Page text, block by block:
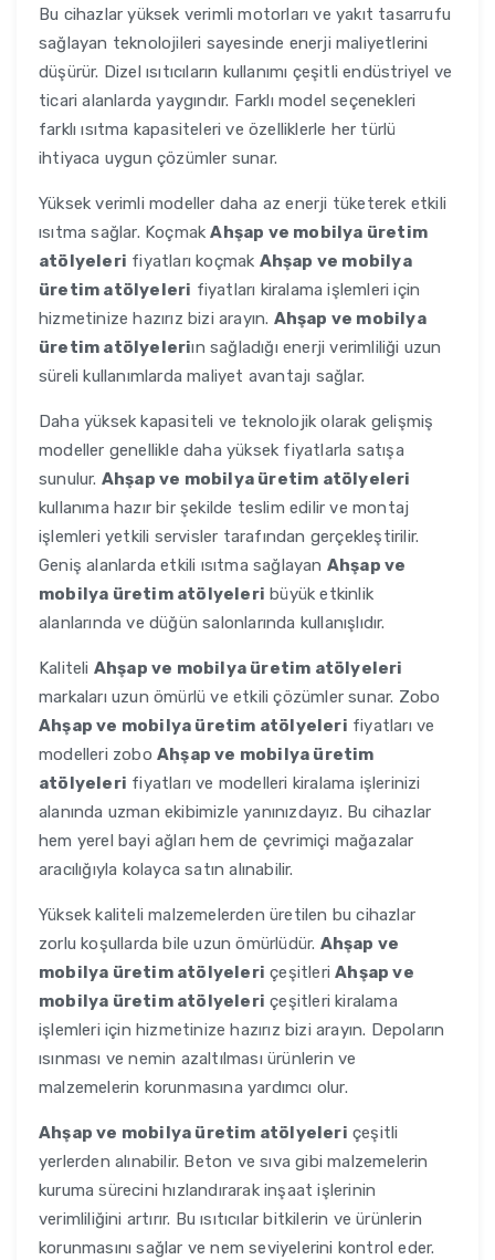
Bu cihazlar yüksek verimli motorları ve yakıt tasarrufu
sağlayan teknolojileri sayesinde enerji maliyetlerini
düşürür. Dizel ısıtıcıların kullanımı çeşitli endüstriyel ve
ticari alanlarda yaygındır. Farklı model seçenekleri
farklı ısıtma kapasiteleri ve özelliklerle her türlü
ihtiyaca uygun çözümler sunar.
Yüksek verimli modeller daha az enerji tüketerek etkili
ısıtma sağlar. KoçmakAhşap ve mobilya üretim
atölyeleri fiyatları koçmak Ahşap ve mobilya
üretim atölyeleri fiyatları kiralama işlemleri için
hizmetinize hazırız bizi arayın. Ahşap ve mobilya
üretim atölyeleriın sağladığı enerji verimliliği uzun
süreli kullanımlarda maliyet avantajı sağlar.
Daha yüksek kapasiteli ve teknolojik olarak gelişmiş
modeller genellikle daha yüksek fiyatlarla satışa
sunulur. Ahşap ve mobilya üretim atölyeleri
kullanıma hazır bir şekilde teslim edilir ve montaj
işlemleri yetkili servisler tarafından gerçekleştirilir.
Geniş alanlarda etkili ısıtma sağlayan Ahşap ve
mobilya üretim atölyeleri büyük etkinlik
alanlarında ve düğün salonlarında kullanışlıdır.
Kaliteli Ahşap ve mobilya üretim atölyeleri
markaları uzun ömürlü ve etkili çözümler sunar. Zobo
Ahşap ve mobilya üretim atölyeleri fiyatları ve
modelleri zobo Ahşap ve mobilya üretim
atölyeleri fiyatları ve modelleri kiralama işlerinizi
alanında uzman ekibimizle yanınızdayız. Bu cihazlar
hem yerel bayi ağları hem de çevrimiçi mağazalar
aracılığıyla kolayca satın alınabilir.
Yüksek kaliteli malzemelerden üretilen bu cihazlar
zorlu koşullarda bile uzun ömürlüdür. Ahşap ve
mobilya üretim atölyeleri çeşitleriAhşap ve
mobilya üretim atölyeleri çeşitleri kiralama
işlemleri için hizmetinize hazırız bizi arayın. Depoların
ısınması ve nemin azaltılması ürünlerin ve
malzemelerin korunmasına yardımcı olur.
Ahşap ve mobilya üretim atölyeleri çeşitli
yerlerden alınabilir. Beton ve sıva gibi malzemelerin
kuruma sürecini hızlandırarak inşaat işlerinin
verimliliğini artırır. Bu ısıtıcılar bitkilerin ve ürünlerin
korunmasını sağlar ve nem seviyelerini kontrol eder.